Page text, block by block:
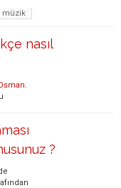
müzik
nasıl
?